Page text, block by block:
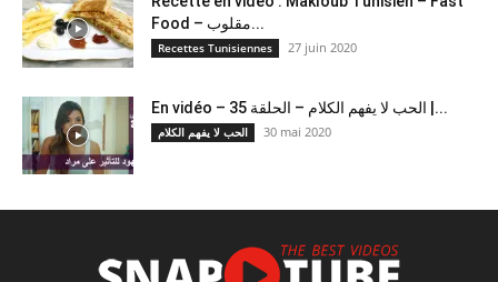
Food – مقلوب...
Recettes Tunisiennes 27 juin 2020
En vidéo – الحب لا يفهم الكلام – الحلقة 35 |...
الحب لا يفهم الكلام 30 mai 2020